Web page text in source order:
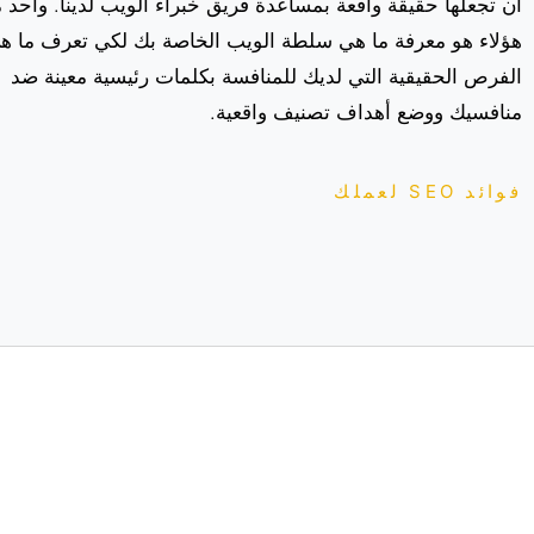
هؤلاء هو معرفة ما هي سلطة الويب الخاصة بك لكي تعرف ما
الفرص الحقيقية التي لديك للمنافسة بكلمات رئيسية معينة ضد
منافسيك ووضع أهداف تصنيف واقعية.
فوائد SEO لعملك